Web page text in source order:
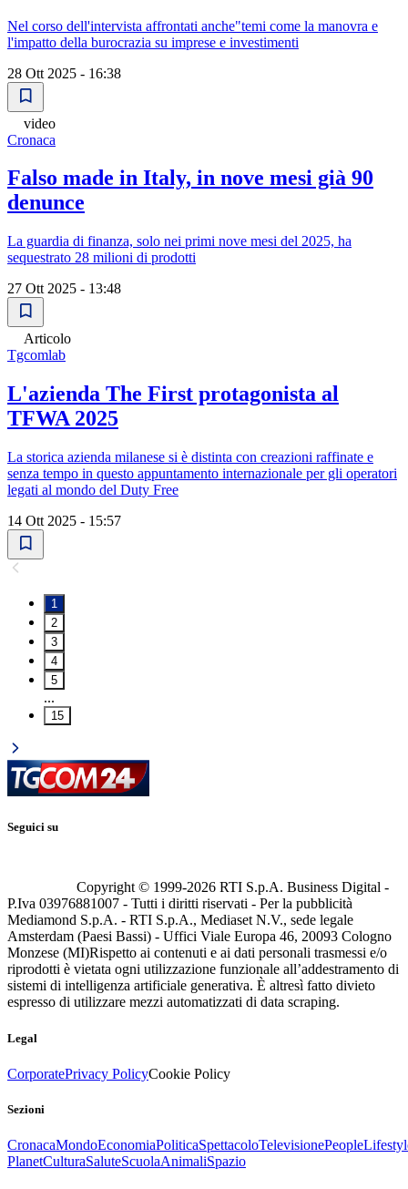
Nel corso dell'intervista affrontati anche"temi come la manovra e
l'impatto della burocrazia su imprese e investimenti
28 Ott 2025 - 16:38
video
Cronaca
Falso made in Italy, in nove mesi già 90
denunce
La guardia di finanza, solo nei primi nove mesi del 2025, ha
sequestrato 28 milioni di prodotti
27 Ott 2025 - 13:48
Articolo
Tgcomlab
L'azienda The First protagonista al
TFWA 2025
La storica azienda milanese si è distinta con creazioni raffinate e
senza tempo in questo appuntamento internazionale per gli operatori
legati al mondo del Duty Free
14 Ott 2025 - 15:57
1
2
3
4
5
...
15
Seguici su
Copyright © 1999-2026 RTI S.p.A. Business Digital -
P.Iva 03976881007 - Tutti i diritti riservati - Per la pubblicità
Mediamond S.p.A. - RTI S.p.A., Mediaset N.V., sede legale
Amsterdam (Paesi Bassi) - Uffici Viale Europa 46, 20093 Cologno
Monzese (MI)Rispetto ai contenuti e ai dati personali trasmessi e/o
riprodotti è vietata ogni utilizzazione funzionale all’addestramento di
sistemi di intelligenza artificiale generativa. È altresì fatto divieto
espresso di utilizzare mezzi automatizzati di data scraping.
Legal
CorporatePrivacy PolicyCookie Policy
Sezioni
CronacaMondoEconomiaPoliticaSpettacoloTelevisionePeople
PlanetCulturaSaluteScuolaAnimaliSpazio